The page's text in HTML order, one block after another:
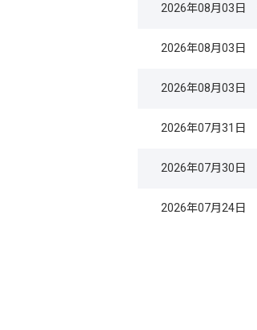
2026年08月03日
2026年08月03日
2026年08月03日
2026年07月31日
2026年07月30日
2026年07月24日